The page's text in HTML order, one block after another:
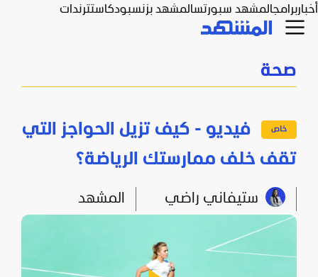
أخباربرامجالمشهد سبورتسالمشهد بزنسبودكاستترندات
صحة
فيديو - كيف تزيل الحواجز التي
تقف خلف ممارستك الرياضة؟
ستيفاني راضي المشهد